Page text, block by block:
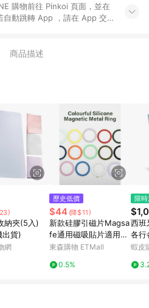
購物前往 Pinkoi 頁面，並在
自動跳轉 App ，請在 App 交
，例如首購優惠，P coins，
此限。 6. APP 請更新至
品，禮物卡，開館保證金，補
LINE 購物站上之商品規格、
資訊頁及購物車不符，以
示為準。 10. 點數紅包使用規
若於 LINE 購物前往 Pinkoi
完成訂單，不符合導購資格；承
過 LINE 購物前往 Pinkoi 頁
商品描述
納夾(5入)
出貨)
網
歷史低價
$44 (降$11)
新款硅膠引磁片Magsa
fe通用磁吸貼片適用手
機支架蘋果無線充電
東森購物 ETMall
0.5%
限
西班
各行
戲-
遊戲
蝦皮